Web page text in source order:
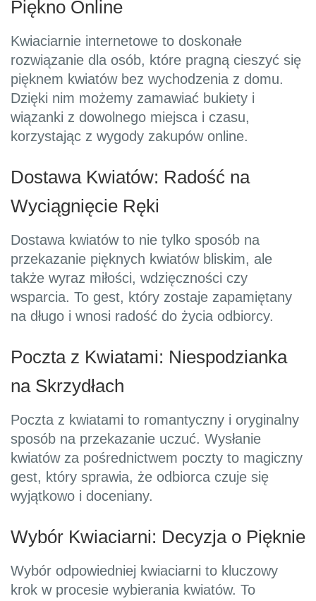
Piękno Online
Kwiaciarnie internetowe to doskonałe
rozwiązanie dla osób, które pragną cieszyć się
pięknem kwiatów bez wychodzenia z domu.
Dzięki nim możemy zamawiać bukiety i
wiązanki z dowolnego miejsca i czasu,
korzystając z wygody zakupów online.
Dostawa Kwiatów: Radość na
Wyciągnięcie Ręki
Dostawa kwiatów to nie tylko sposób na
przekazanie pięknych kwiatów bliskim, ale
także wyraz miłości, wdzięczności czy
wsparcia. To gest, który zostaje zapamiętany
na długo i wnosi radość do życia odbiorcy.
Poczta z Kwiatami: Niespodzianka
na Skrzydłach
Poczta z kwiatami to romantyczny i oryginalny
sposób na przekazanie uczuć. Wysłanie
kwiatów za pośrednictwem poczty to magiczny
gest, który sprawia, że odbiorca czuje się
wyjątkowo i doceniany.
Wybór Kwiaciarni: Decyzja o Pięknie
Wybór odpowiedniej kwiaciarni to kluczowy
krok w procesie wybierania kwiatów. To